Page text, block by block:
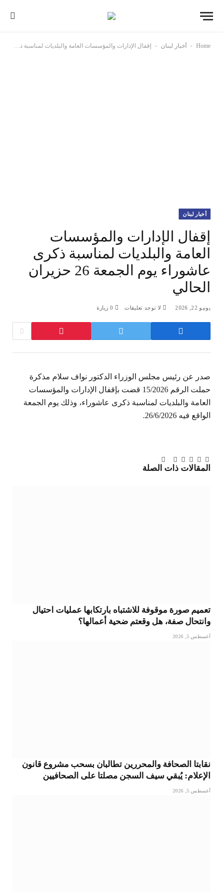
Home
- أخبار لبنان - إقفال الإدارات والمؤسسات العامة والبلديات لمناسبة ذكرى عاشوراء يوم الجمعة 26 حزيران الحالي
أخبار لبنان
إقفال الإدارات والمؤسسات
العامة والبلديات لمناسبة ذكرى
عاشوراء يوم الجمعة 26 حزيران
الحالي
يونيو 22, 2026 لا توجد تعليقات 0 زيارة
صدر عن رئيس مجلس الوزراء الدكتور نواف سلام مذكرة
حملت الرقم 15/2026 قضت بإقفال الإدارات والمؤسسات
العامة والبلديات لمناسبة ذكرى عاشوراء، وذلك يوم الجمعة
الواقع فيه 26/6/2026.
فيسبوك
تويتربينتيريست
لينكدإن
Tumblr
تيلقرام
البريد
الإلكتروني
المقالات ذات الصلة
تعميم صورة موقوفة للاشتباه بارتكابها عمليات احتيال
وانتحال صفة، هل وقعتم ضحية أعمالها؟
أغسطس 5, 2026
نقابتا الصحافة والمحررين تطالبان بسحب مشروع قانون
الإعلام: يُبقي سيف السجن مصلتا على الصحافيين
أغسطس 5, 2026